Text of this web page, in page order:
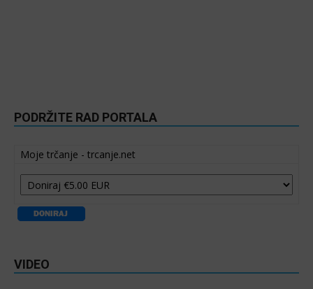
PODRŽITE RAD PORTALA
Moje trčanje - trcanje.net
VIDEO